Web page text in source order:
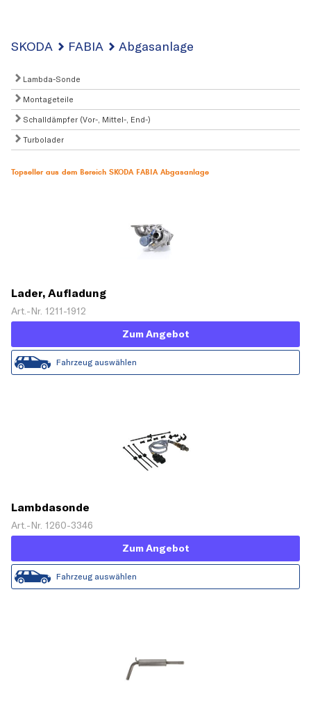
SKODA FABIA Abgasanlage
Lambda-Sonde
Montageteile
Schalldämpfer (Vor-, Mittel-, End-)
Turbolader
Topseller aus dem Bereich SKODA FABIA Abgasanlage
Lader, Aufladung
Art.-Nr. 1211-1912
Zum Angebot
Fahrzeug auswählen
Lambdasonde
Art.-Nr. 1260-3346
Zum Angebot
Fahrzeug auswählen